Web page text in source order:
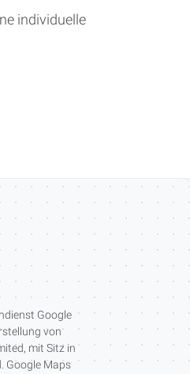
individuelle
Google
von
mit Sitz in
Google Maps